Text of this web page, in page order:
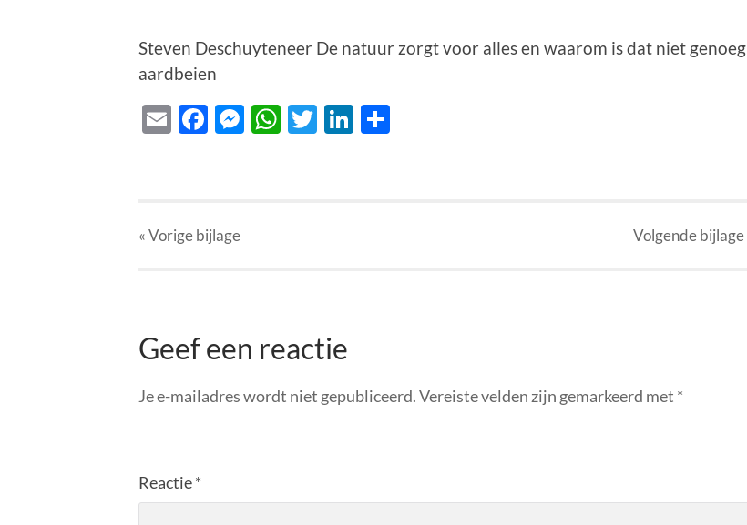
Steven Deschuyteneer De natuur zorgt voor alles en waarom is dat niet genoeg
aardbeien
EmailFacebook
Messenger
WhatsApp
TwitterLinkedIn
« Vorigebijlage Volgendebijlage
Geef een reactie
Je e-mailadres wordt niet gepubliceerd.Vereiste velden zijn gemarkeerd met *
Reactie*